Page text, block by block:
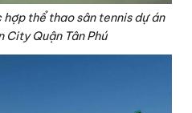
thể thao sân tennis dự án
City Quận Tân Phú